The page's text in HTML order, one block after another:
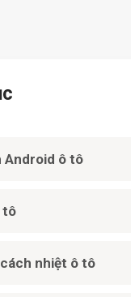
Android ô tô
tô
nhiệt ô tô